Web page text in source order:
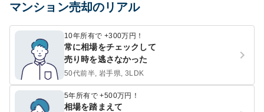
マンション売却のリアル
10年所有で +300万円！
常に相場をチェックして
売り時を逃さなかった
50代前半, 岩手県, 3LDK
5年所有で +500万円！
相場を踏まえて